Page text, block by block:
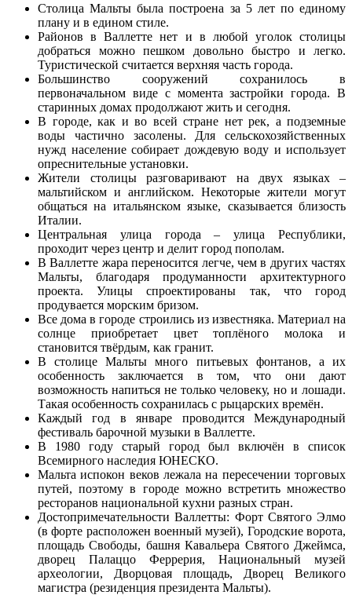
Столица Мальты была построена за 5 лет по единому
плану и в едином стиле.
Районов в Валлетте нет и в любой уголок столицы
добраться можно пешком довольно быстро и легко.
Туристической считается верхняя часть города.
Большинство сооружений сохранилось в
первоначальном виде с момента застройки города. В
старинных домах продолжают жить и сегодня.
В городе, как и во всей стране нет рек, а подземные
воды частично засолены. Для сельскохозяйственных
нужд население собирает дождевую воду и использует
опреснительные установки.
Жители столицы разговаривают на двух языках –
мальтийском и английском. Некоторые жители могут
общаться на итальянском языке, сказывается близость
Италии.
Центральная улица города – улица Республики,
проходит через центр и делит город пополам.
В Валлетте жара переносится легче, чем в других частях
Мальты, благодаря продуманности архитектурного
проекта. Улицы спроектированы так, что город
продувается морским бризом.
Все дома в городе строились из известняка. Материал на
солнце приобретает цвет топлёного молока и
становится твёрдым, как гранит.
В столице Мальты много питьевых фонтанов, а их
особенность заключается в том, что они дают
возможность напиться не только человеку, но и лошади.
Такая особенность сохранилась с рыцарских времён.
Каждый год в январе проводится Международный
фестиваль барочной музыки в Валлетте.
В 1980 году старый город был включён в список
Всемирного наследия ЮНЕСКО.
Мальта испокон веков лежала на пересечении торговых
путей, поэтому в городе можно встретить множество
ресторанов национальной кухни разных стран.
Достопримечательности Валлетты: Форт Святого Элмо
(в форте расположен военный музей), Городские ворота,
площадь Свободы, башня Кавальера Святого Джеймса,
дворец Палаццо Феррерия, Национальный музей
археологии, Дворцовая площадь, Дворец Великого
магистра (резиденция президента Мальты).